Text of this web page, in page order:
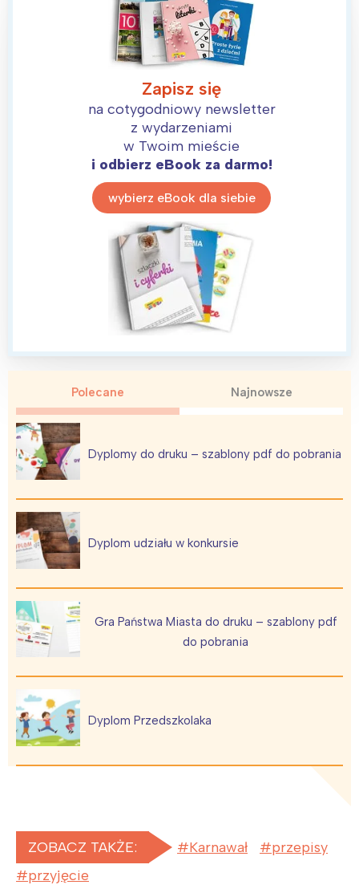
Zapisz się
na cotygodniowy newsletter
z wydarzeniami
w Twoim mieście
i odbierz eBook za darmo!
wybierz eBook dla siebie
Polecane Najnowsze
Dyplomy do druku – szablony pdf do pobrania
Dyplom udziału w konkursie
Gra Państwa Miasta do druku – szablony pdf
do pobrania
Dyplom Przedszkolaka
ZOBACZ TAKŻE: Karnawał
przepisy
przyjęcie